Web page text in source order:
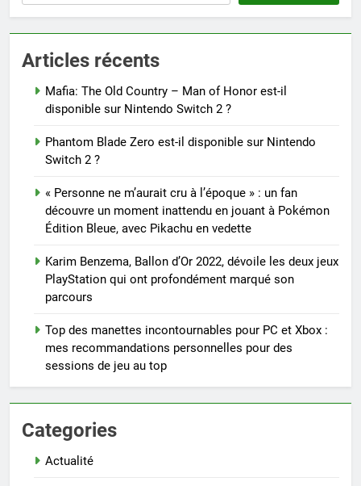
Articles récents
Mafia: The Old Country – Man of Honor est-il
disponible sur Nintendo Switch 2 ?
Phantom Blade Zero est-il disponible sur Nintendo
Switch 2 ?
« Personne ne m’aurait cru à l’époque » : un fan
découvre un moment inattendu en jouant à Pokémon
Édition Bleue, avec Pikachu en vedette
Karim Benzema, Ballon d’Or 2022, dévoile les deux jeux
PlayStation qui ont profondément marqué son
parcours
Top des manettes incontournables pour PC et Xbox :
mes recommandations personnelles pour des
sessions de jeu au top
Categories
Actualité